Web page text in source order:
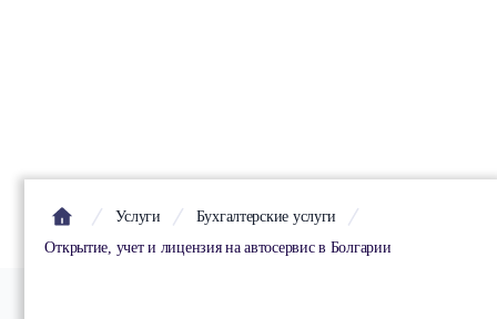
Услуги
Бухгалтерские услуги
Открытие, учет и лицензия на автосервис в Болгарии